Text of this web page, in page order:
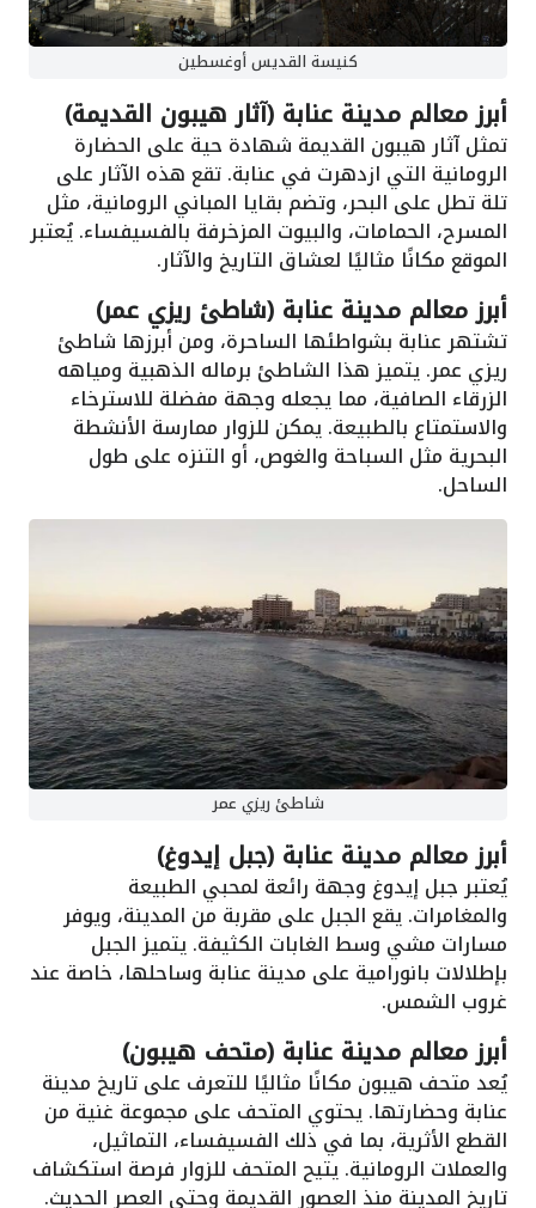
كنيسة القديس أوغسطين
أبرز معالم مدينة عنابة (آثار هيبون القديمة)
تمثل آثار هيبون القديمة شهادة حية على الحضارة
الرومانية التي ازدهرت في عنابة. تقع هذه الآثار على
تلة تطل على البحر، وتضم بقايا المباني الرومانية، مثل
المسرح، الحمامات، والبيوت المزخرفة بالفسيفساء. يُعتبر
الموقع مكانًا مثاليًا لعشاق التاريخ والآثار.
أبرز معالم مدينة عنابة (شاطئ ريزي عمر)
تشتهر عنابة بشواطئها الساحرة، ومن أبرزها شاطئ
ريزي عمر. يتميز هذا الشاطئ برماله الذهبية ومياهه
الزرقاء الصافية، مما يجعله وجهة مفضلة للاسترخاء
والاستمتاع بالطبيعة. يمكن للزوار ممارسة الأنشطة
البحرية مثل السباحة والغوص، أو التنزه على طول
الساحل.
شاطئ ريزي عمر
أبرز معالم مدينة عنابة (جبل إيدوغ)
يُعتبر جبل إيدوغ وجهة رائعة لمحبي الطبيعة
والمغامرات. يقع الجبل على مقربة من المدينة، ويوفر
مسارات مشي وسط الغابات الكثيفة. يتميز الجبل
بإطلالات بانورامية على مدينة عنابة وساحلها، خاصة عند
غروب الشمس.
أبرز معالم مدينة عنابة (متحف هيبون)
يُعد متحف هيبون مكانًا مثاليًا للتعرف على تاريخ مدينة
عنابة وحضارتها. يحتوي المتحف على مجموعة غنية من
القطع الأثرية، بما في ذلك الفسيفساء، التماثيل،
والعملات الرومانية. يتيح المتحف للزوار فرصة استكشاف
تاريخ المدينة منذ العصور القديمة وحتى العصر الحديث.